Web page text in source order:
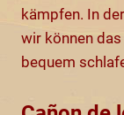
kämpfen. In
wir können
bequem